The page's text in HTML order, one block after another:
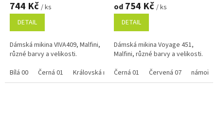
744 Kč / ks
DETAIL
Dámská mikina VIVA409, Malfini,
různé barvy a velikosti.
Bílá 00
Černá 01 Královská modrá 05 Červená 07
od 754 Kč / ks
DETAIL
Dámská mikina Voyage 451,
Malfini, různé barvy a velikosti.
Černá 01
Červená 07 námořní